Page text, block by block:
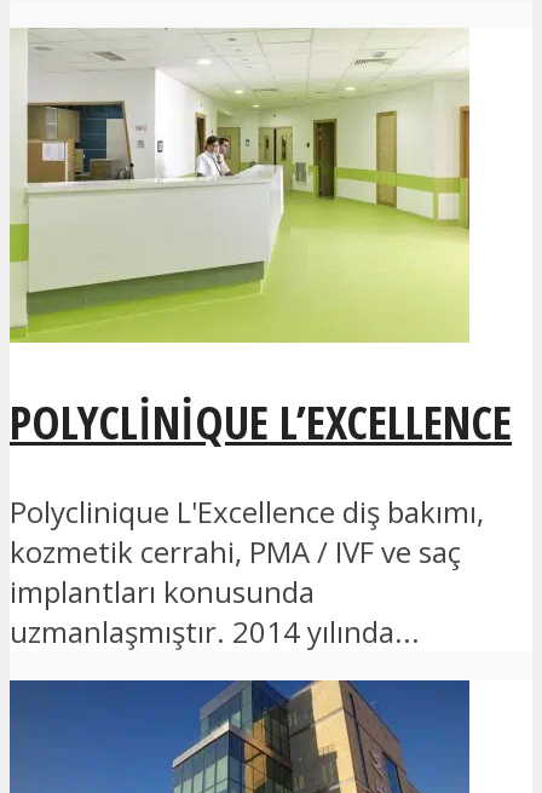
POLYCLINIQUE L’EXCELLENCE
Polyclinique L'Excellence diş bakımı,
kozmetik cerrahi, PMA / IVF ve saç
implantları konusunda
uzmanlaşmıştır. 2014 yılında...